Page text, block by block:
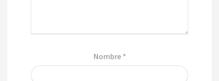
Nombre *